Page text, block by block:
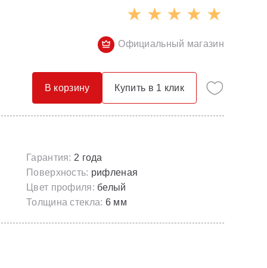
Опорные конструкции для ванн
Универсальные декоративные планки
Смесители с гигиеническим душем
Смесители скрытого монтажа
Официальный магазин
В корзину Купить в 1 клик
Гарантия: 2 года
Поверхность: рифленая
Цвет профиля: белый
Толщина стекла: 6 мм